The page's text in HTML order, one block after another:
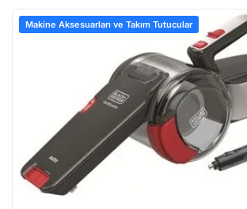
Makine Aksesuarları ve Takım Tutucular